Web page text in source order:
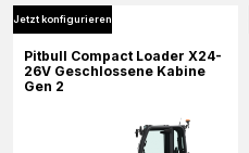
Mehr Informationen
Jetzt konfigurieren
Pitbull Compact Loader X24-
26V Geschlossene Kabine
Gen 2